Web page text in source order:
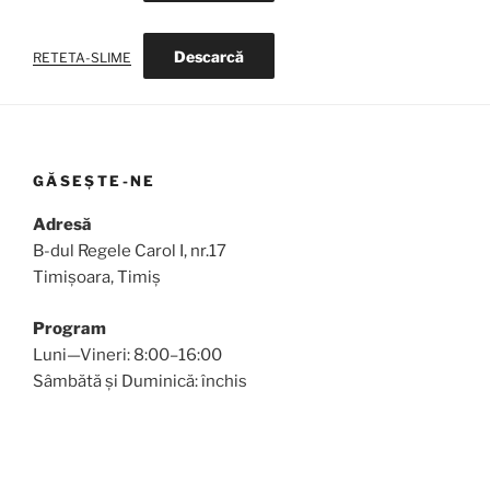
RETETA-SLIME Descarcă
GĂSEȘTE-NE
Adresă
B-dul Regele Carol I, nr.17
Timișoara, Timiș
Program
Luni—Vineri: 8:00–16:00
Sâmbătă și Duminică: închis